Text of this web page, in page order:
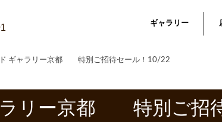
ギャラリー
ド ギャラリー京都 特別ご招待セール！10/22
ラリー京都 特別ご招